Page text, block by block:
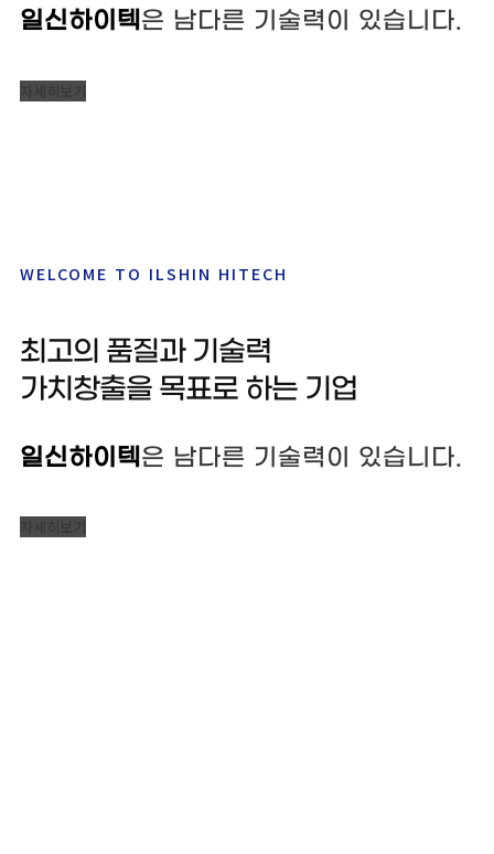
일신하이텍은 남다른 기술력이 있습니다.
자세히보기
WELCOME TO ILSHIN HITECH
최고의 품질과 기술력
가치창출을 목표로 하는 기업
일신하이텍은 남다른 기술력이 있습니다.
자세히보기